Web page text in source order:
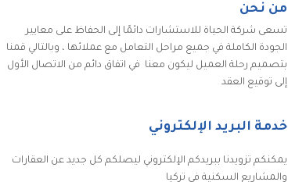
من نحن
تسعى شركة الحياة للاستشارات دائمًا إلى الحفاظ على معايير
الجودة الكاملة في جميع مراحل التعامل مع عملائها ، وبالتالي قمنا
بتصميم رحلة العميل ليكون معنا في اتفاق دائم من الاتصال الأول
إلى توقيع العقد
خدمة البريد الإلكتروني
يمكنكم تزويدنا ببريدكم الإلكتروني ليصلكم كل جديد عن العقارات
والمشاريع السكنية في تركيا